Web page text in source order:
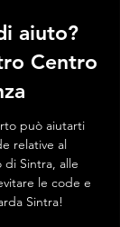
aiuto?
Centro
può aiutarti
relative al
di Sintra, alle
le code e
Sintra!